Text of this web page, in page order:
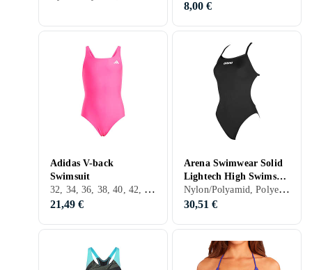
8,00 €
Adidas V-back
Swimsuit
32, 34, 36, 38, 40, 42, 44, 46, 48, 50, 54, 56, 60, Noir, Blanc, Turkos, Bleu, Rouge, Vert, Rose, Violet
21,49 €
Arena Swimwear Solid
Lightech High Swimsuit
(Femmes)
Nylon/Polyamid, Polyester, Élasthanne/Spandex/Lycra, 32, 34, 36, 38, 40, 42, 44, 46, 48, 50, 52, 60, S, M, L, XL, XXL, XS, Noir, Blanc, Gris, Turkos, Bleu, Rouge, Orange, Vert, Rose, Violet, Maillot de bain
30,51 €